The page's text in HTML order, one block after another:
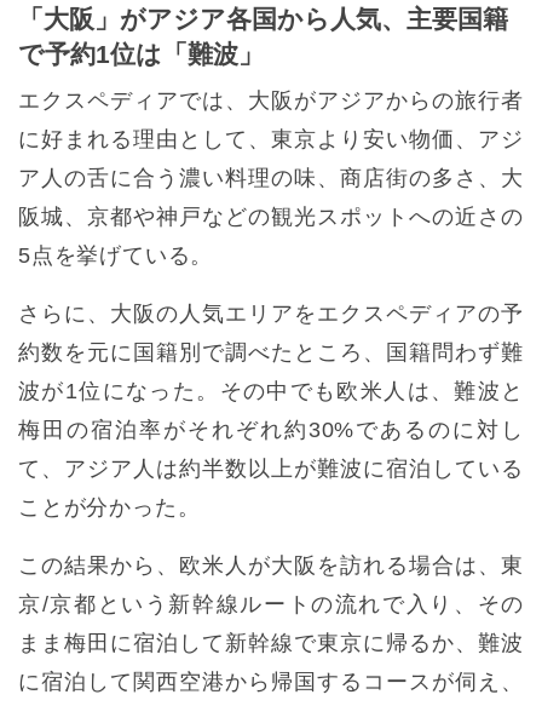
「大阪」がアジア各国から人気、主要国籍
で予約1位は「難波」
エクスペディアでは、大阪がアジアからの旅行者
に好まれる理由として、東京より安い物価、アジ
ア人の舌に合う濃い料理の味、商店街の多さ、大
阪城、京都や神戸などの観光スポットへの近さの
5点を挙げている。
さらに、大阪の人気エリアをエクスペディアの予
約数を元に国籍別で調べたところ、国籍問わず難
波が1位になった。その中でも欧米人は、難波と
梅田の宿泊率がそれぞれ約30%であるのに対し
て、アジア人は約半数以上が難波に宿泊している
ことが分かった。
この結果から、欧米人が大阪を訪れる場合は、東
京/京都という新幹線ルートの流れで入り、その
まま梅田に宿泊して新幹線で東京に帰るか、難波
に宿泊して関西空港から帰国するコースが伺え、